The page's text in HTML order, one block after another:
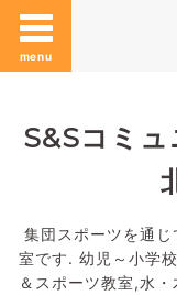
menu
S&Sコミュ
集団スポーツを通
室です. 幼児～小学
＆スポーツ教室,水